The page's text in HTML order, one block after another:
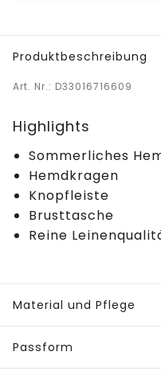
Produktbeschreibung
Art. Nr.: D33016716609
Highlights
Sommerliches
Hemdkragen
Knopfleiste
Brusttasche
Reine
Material und Pflege
Passform